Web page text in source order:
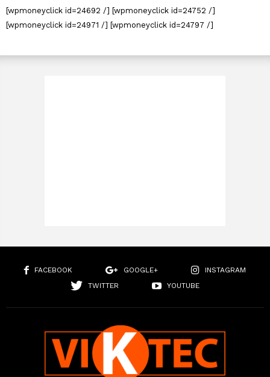
[wpmoneyclick id=24692 /] [wpmoneyclick id=24752 /]
[wpmoneyclick id=24971 /] [wpmoneyclick id=24797 /]
FACEBOOK GOOGLE+
INSTAGRAM
TWITTER
YOUTUBE